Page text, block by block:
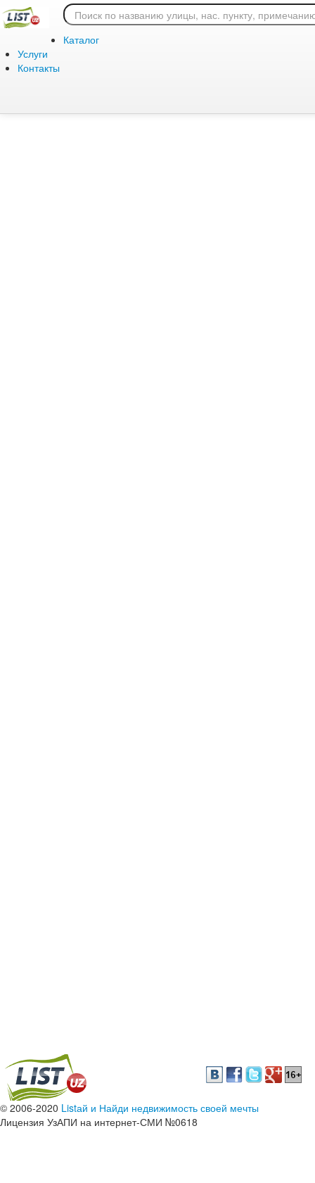
Каталог
Услуги
Контакты
Ошибка 404: страница
© 2006-2020 Listай и Найди недвижимость своей мечты
Лицензия УзАПИ на интернет-СМИ №0618